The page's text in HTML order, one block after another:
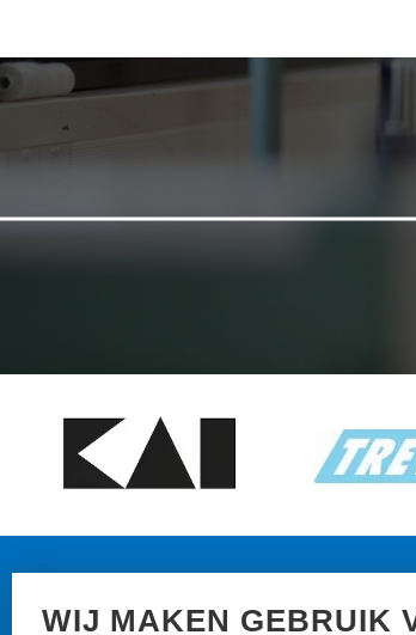
WIJ MAKEN GEBRUIK